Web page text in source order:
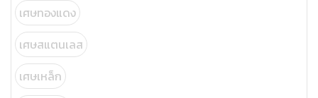
เศษทองแดง
เศษสแตนเลส
เศษเหล็ก